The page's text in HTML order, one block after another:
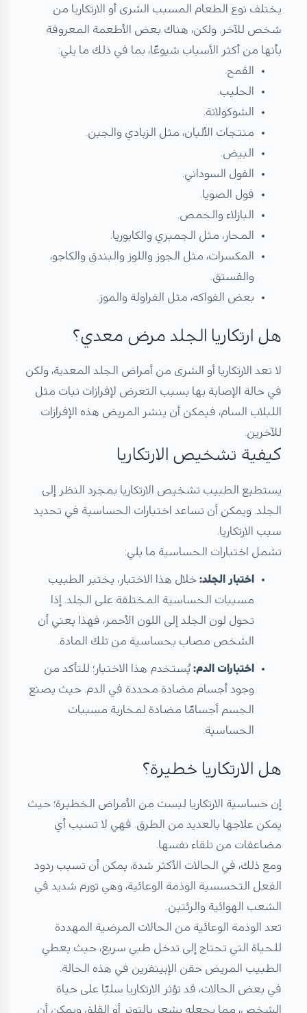
يختلف نوع الطعام المسبب الشرى أو الارتكاريا من
شخص للآخر. ولكن، هناك بعض الأطعمة المعروفة
بأنها من أكثر الأسباب شيوعًا، بما في ذلك ما يلي:
القمح.
الحليب.
الشوكولاتة.
منتجات الألبان، مثل الزبادي والجبن.
البيض.
الفول السوداني.
فول الصويا.
البازلاء والحمص.
المحار، مثل الجمبري والكابوريا.
المكسرات، مثل الجوز واللوز والبندق والكاجو،
والفستق.
بعض الفواكه، مثل الفراولة والموز.
هل ارتكاريا الجلد مرض معدي؟
لا تعد الارتكاريا أو الشرى من أمراض الجلد المعدية، ولكن
في حالة الإصابة بها بسبب التعرض لإفرازات نبات مثل
اللبلاب السام، فيمكن أن ينشر المريض هذه الإفرازات
للآخرين.
كيفية تشخيص الارتكاريا
يستطيع الطبيب تشخيص الارتكاريا بمجرد النظر إلى
الجلد. ويمكن أن تساعد اختبارات الحساسية في تحديد
سبب الارتكاريا.
تشمل اختبارات الحساسية ما يلي:
اختبار الجلد:خلال هذا الاختبار، يختبر الطبيب
مسببات الحساسية المختلفة على الجلد. إذا
تحول لون الجلد إلى اللون الأحمر، فهذا يعني أن
الشخص مصاب بحساسية من تلك المادة.
اختبارات الدم:يُستخدم هذا الاختبار؛ للتأكد من
وجود أجسام مضادة محددة في الدم. حيث يصنع
الجسم أجسامًا مضادة لمحاربة مسببات
الحساسية.
هل الارتكاريا خطيرة؟
إن حساسية الارتكاريا ليست من الأمراض الخطيرة؛ حيث
يمكن علاجها بالعديد من الطرق. فهي لا تسبب أي
مضاعفات من تلقاء نفسها.
ومع ذلك، في الحالات الأكثر شدة، يمكن أن تسبب ردود
الفعل التحسسية الوذمة الوعائية، وهي تورم شديد في
الشعب الهوائية والرئتين.
تعد الوذمة الوعائية من الحالات المرضية المهددة
للحياة التي تحتاج إلى تدخل طبي سريع، حيث يعطي
الطبيب المريض حقن الإبينفرين في هذه الحالة.
في بعض الحالات، قد تؤثر الارتكاريا سلبًا على حياة
الشخص، مما يجعله يشعر بالتوتر أو القلق ويمكن أن